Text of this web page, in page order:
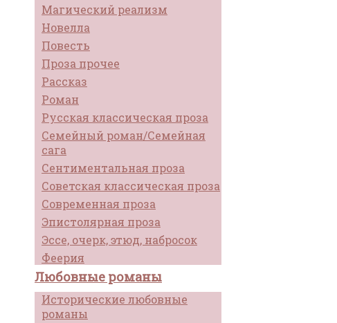
Магический реализм
Новелла
Повесть
Проза прочее
Рассказ
Роман
Русская классическая проза
Семейный роман/Семейная
сага
Сентиментальная проза
Советская классическая проза
Современная проза
Эпистолярная проза
Эссе, очерк, этюд, набросок
Феерия
Любовные романы
Исторические любовные
романы